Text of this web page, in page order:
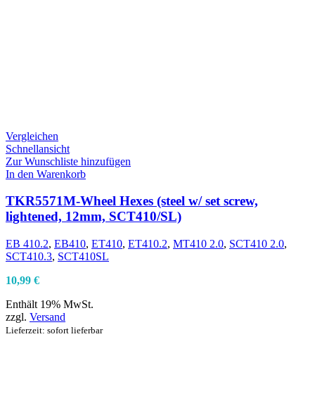
Vergleichen
Schnellansicht
Zur Wunschliste hinzufügen
In den Warenkorb
TKR5571M-Wheel Hexes (steel w/ set screw,
lightened, 12mm, SCT410/SL)
EB 410.2, EB410, ET410, ET410.2, MT410 2.0, SCT410 2.0,
SCT410.3, SCT410SL
10,99 €
Enthält 19% MwSt.
zzgl. Versand
Lieferzeit: sofort lieferbar